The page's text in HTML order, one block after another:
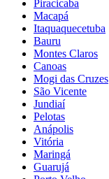
Piracicaba
Macapá
Itaquaquecetuba
Bauru
Montes Claros
Canoas
Mogi das Cruzes
São Vicente
Jundiaí
Pelotas
Anápolis
Vitória
Maringá
Guarujá